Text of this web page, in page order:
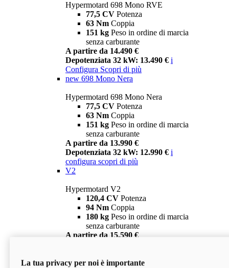
Hypermotard 698 Mono RVE
77,5 CV Potenza
63 Nm Coppia
151 kg Peso in ordine di marcia
senza carburante
A partire da 14.490 €
Depotenziata 32 kW: 13.490 € i
Configura Scopri di più
new 698 Mono Nera
Hypermotard 698 Mono Nera
77,5 CV Potenza
63 Nm Coppia
151 kg Peso in ordine di marcia
senza carburante
A partire da 13.990 €
Depotenziata 32 kW: 12.990 € i
configura scopri di più
V2
Hypermotard V2
120,4 CV Potenza
94 Nm Coppia
180 kg Peso in ordine di marcia
senza carburante
A partire da 15.590 €
V2 SP
La tua privacy per noi è importante